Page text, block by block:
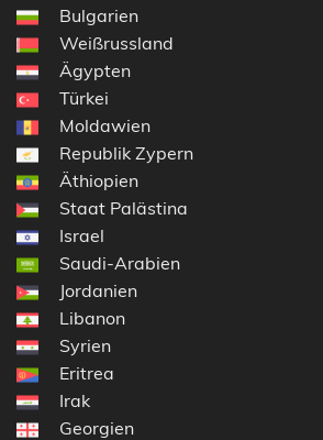
Bulgarien
Weißrussland
Ägypten
Türkei
Moldawien
Republik Zypern
Äthiopien
Staat Palästina
Israel
Saudi-Arabien
Jordanien
Libanon
Syrien
Eritrea
Irak
Georgien